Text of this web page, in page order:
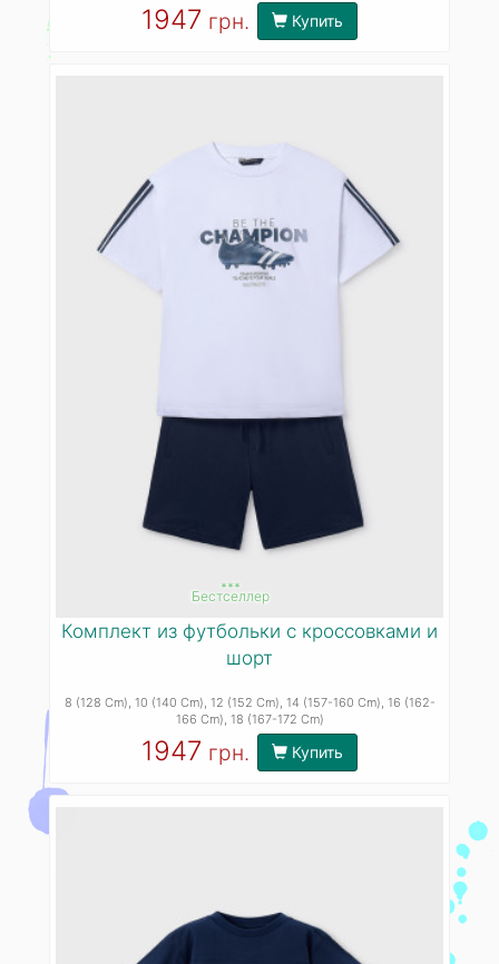
1947 грн. Купить
***
Бестселлер
Комплект из футбольки с кроссовками и
шорт
8 (128 Cm) , 10 (140 Cm) , 12 (152 Cm) , 14 (157-160 Cm) , 16 (162-
166 Cm) , 18 (167-172 Cm)
1947 грн. Купить